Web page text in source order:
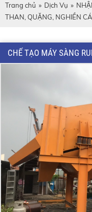
Trang chủ » Dịch Vụ »
THAN, QUẶNG, NGHIỀN
CHẾ TẠO MÁY SÀNG